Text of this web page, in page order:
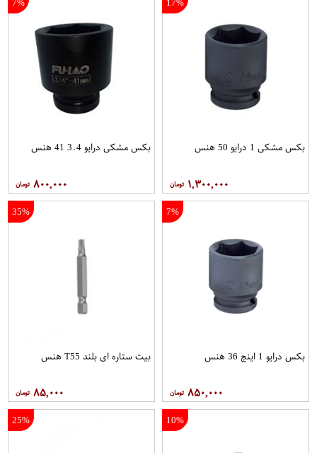
بکس مشکی 1 درایو 50 هنس
۱,۳۰۰,۰۰۰
بکس مشکی درایو 3.4 41 هنس
۸۰۰,۰۰۰
7%
بکس درایو 1 اینچ 36 هنس
۸۵۰,۰۰۰
35%
بیت ستاره ای بلند T55 هنس
۸۵,۰۰۰
10%
25%